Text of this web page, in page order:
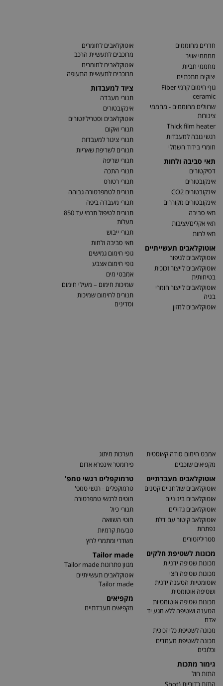
חדרים מחוממים
מחממי אוויר
מחממי חביות
יצוקים מתכתיים
גוף חימום קרמי Fiber
ceramic
שרוולים מחוממים - מחממי
צינורות
Thick film heater
רגשי גובה למעבדות
חומרי בידוד חשמלי
תאי סביבה ולחות
דסיקטורים
אינקובטורים
אינקובטורים CO2
אינקובטורים מקוררים
תאי סביבה
תאי אקלים/יציבות
תאי לחות
אוטוקלאבים תעשייתיים
אוטוקלאבים לגיפור
אוטוקלאבים לייצור זכוכית
בטיחותית
אוטוקלאבים לייצור חומרי
בניה
אוטוקלאבים למזון
אוטוקלאבים לחומרים
מרוכבים לתעשיית הרכב
אוטוקלאבים לחומרים
מרוכבים לתעשיית התעופה
ציוד למעבדות
תנורי מעבדה
אינקובטורים
אוטוקלאבים וסטריליזטורים
תנורי ואקום
תנורי צינור למעבדות
תנורים לשריפת שאריות
תנורי שריפה
תנורי התכה
תנורי רטורט
תנורים לטמפרטורה גבוהה
תנורי מעבדה ביפה
תנורים לטיפול תרמי עד 850
מעלות
תנורי ייבוש
תאי סביבה ולחות
גופי חימום גמישים
גופי חימום אצבע
אמבטי מים
שמיכות חימום – מעילי חימום
תנורים לחימום שמיכות
וסדינים
אמבט חימום סודה קאוסטית
מקפיאים שוכבים
אוטוקלאבים מעבדתיים
אוטוקלאבים שולחניים קטנים
אוטוקלאבים בינוניים
אוטוקלאבים גדולים
אוטוקלאב קיטור עם דלת
נפתחת
סטריליזטורים
מכונות לשטיפת חלקים
מכונות שטיפה ידניות
מכונות שטיפה חצי
אוטומטיות הטענה ידנית
ושטיפה אוטומטית
מכונות שטיפה אוטומטיות
הטענה ושטיפה ללא מגע יד
אדם
מכונה לשטיפת כלי זכוכית
מכונה לשטיפת מעמדים
וכלובים
גימור מתכות
התזת חול
התזת כדוריות (Shot
מערכות מיתוג
פירומטר אינפרא אדום
טרמוקפלים רגשי טמפ'
טרמוקפלים - רגשי טמפ'
חוטים לרגשי טמפרטורה
תנורי כיול
חוטי השוואה
טבעות קרמיות
משדרי ומתמרי לחץ
Tailor made
מגוון פתרונות Tailor made
אוטוקלאבים תעשייתיים
Tailor made
מקפיאים
מקפיאים מעבדתיים